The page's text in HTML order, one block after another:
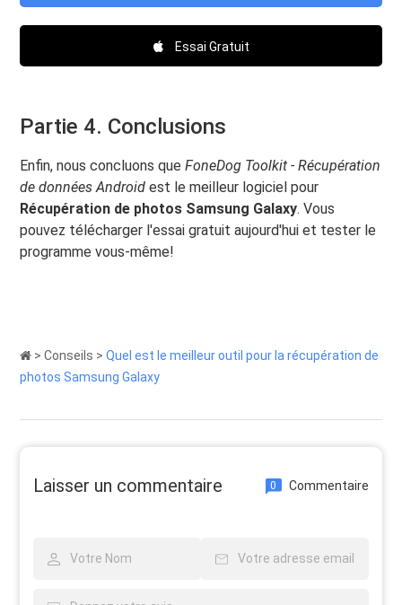
Essai Gratuit
Partie 4. Conclusions
Enfin, nous concluons queFoneDog Toolkit - Récupération
de données Androidest le meilleur logiciel pour
Récupération de photos Samsung Galaxy. Vous
pouvez télécharger l'essai gratuit aujourd'hui et tester le
programme vous-même!
>Conseils >Quel est le meilleur outil pour la récupération de
photos Samsung Galaxy
Laisser un commentaire 0 Commentaire